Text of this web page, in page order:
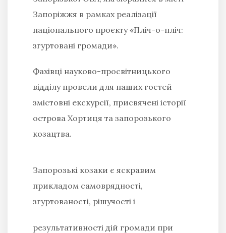
Запоріжжя в рамках реалізації
національного проєкту «Пліч-о-пліч:
згуртовані громади».
Фахівці науково-просвітницького
відділу провели для наших гостей
змістовні екскурсії, присвячені історії
острова Хортиця та запорозького
козацтва.
Запорозькі козаки є яскравим
прикладом самоврядності,
згуртованості, рішучості і
результативності дій громади при